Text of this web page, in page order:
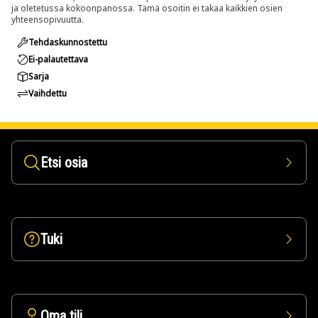
ja oletetussa kokoonpanossa. Tämä osoitin ei takaa kaikkien osien
yhteensopivuutta.
Tehdaskunnostettu
Ei-palautettava
Sarja
Vaihdettu
Etsi osia
Tuki